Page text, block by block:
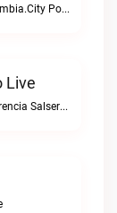
Música japonesa antigua en Colombia.City Pop Radio Colombia live
Live
L a Emisora Virtual de la SalsaHerencia Salsera Radio live